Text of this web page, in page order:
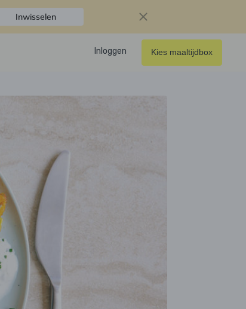
Inwisselen
Inloggen Kies maaltijdbox